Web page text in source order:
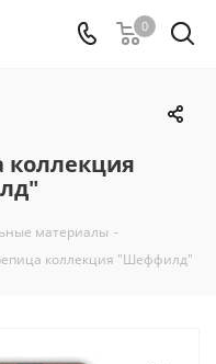
0
коллекция
материалы -
коллекция "Шеффилд"